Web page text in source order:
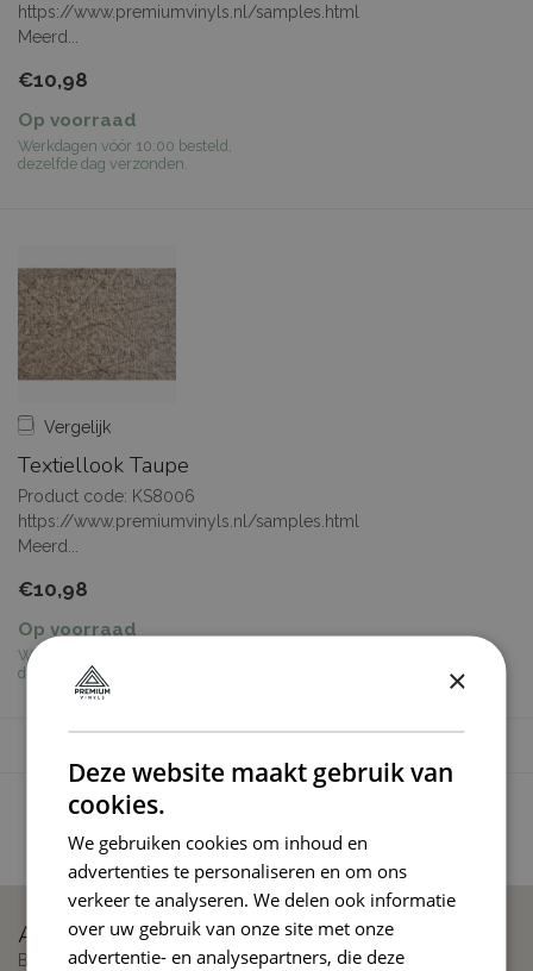
https://www.premiumvinyls.nl/samples.html
Meerd...
€10,98
Op voorraad
Werkdagen vóór 10:00 besteld,
dezelfde dag verzonden.
Vergelijk
Textiellook Taupe
Product code: KS8006
https://www.premiumvinyls.nl/samples.html
Meerd...
€10,98
Op voorraad
Werkdagen vóór 10:00 besteld,
dezelfde dag verzonden.
Toon1-2van 2
Abonneer je op onze nieuwsbrief
Blijf op de hoogte over onze laatste acties
×
Deze website maakt gebruik van
cookies.
We gebruiken cookies om inhoud en
advertenties te personaliseren en om ons
verkeer te analyseren. We delen ook informatie
over uw gebruik van onze site met onze
advertentie- en analysepartners, die deze